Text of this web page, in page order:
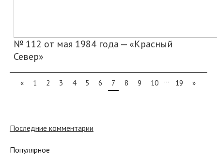
№ 112 от мая 1984 года — «Красный
Север»
« 1 2 3 4 5 6 7 8 9 10 ... 19 »
Последние комментарии
Популярное